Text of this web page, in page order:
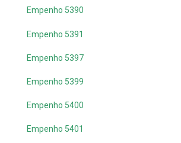
Empenho 5390
Empenho 5391
Empenho 5397
Empenho 5399
Empenho 5400
Empenho 5401